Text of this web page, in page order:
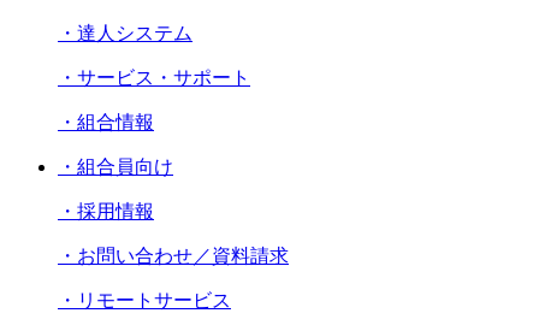
・達人システム
・サービス・サポート
・組合情報
・組合員向け
・採用情報
・お問い合わせ／資料請求
・リモートサービス